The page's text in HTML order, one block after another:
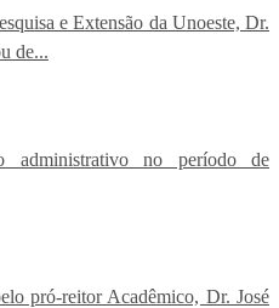
e Extensão da Unoeste, Dr.
de...
administrativo no período de
pró-reitor Acadêmico, Dr. José